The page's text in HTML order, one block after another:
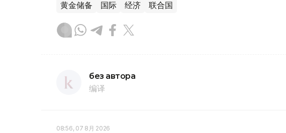
黄金储备 国际 经济 联合国
без автора
编译
08:56, 07 8月 2026